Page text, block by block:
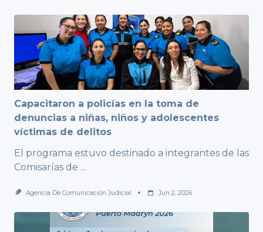
Capacitaron a policías en la toma de
denuncias a niñas, niños y adolescentes
víctimas de delitos
El programa estuvo destinado a integrantes de las
Comisarías de ...
Agencia De Comunicación Judicial Jun 2, 2026